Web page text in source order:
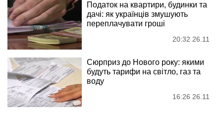
Податок на квартири, будинки та
дачі: як українців змушують
переплачувати гроші
20:32 26.11
Сюрприз до Нового року: якими
будуть тарифи на світло, газ та
воду
16:26 26.11